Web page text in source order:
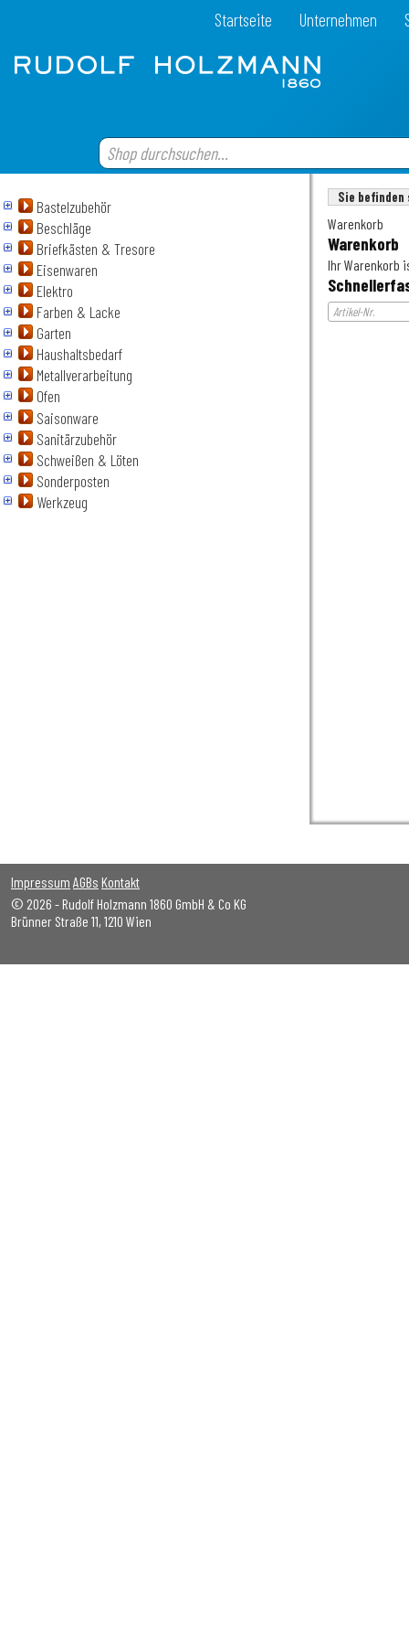
Startseite Unternehmen
Bastelzubehör
Beschläge
Briefkästen & Tresore
Eisenwaren
Elektro
Farben & Lacke
Garten
Haushaltsbedarf
Metallverarbeitung
Ofen
Saisonware
Sanitärzubehör
Schweißen & Löten
Sonderposten
Werkzeug
Sie
Warenkorb
Warenkorb
Ihr Warenkorb
Impressum AGBs Kontakt
© 2026 - Rudolf Holzmann 1860 GmbH & Co KG
Brünner Straße 11, 1210 Wien